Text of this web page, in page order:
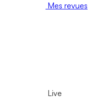
Mes revues
Live